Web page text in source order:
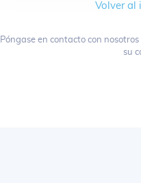
Volver al
Póngase en contacto con
su